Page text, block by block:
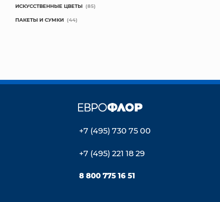
ИСКУССТВЕННЫЕ ЦВЕТЫ (85)
ПАКЕТЫ И СУМКИ (44)
+7 (495) 730 75 00
+7 (495) 221 18 29
8 800 775 16 51